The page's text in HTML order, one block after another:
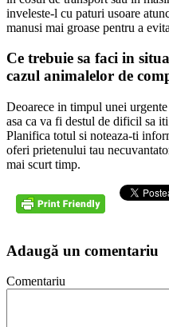
inveleste-l cu paturi usoare
manusi mai groase pentru a
Ce trebuie sa faci in
cazul animalelor de
Deoarece in timpul unei
asa ca va fi destul de dificil sa
Planifica totul si noteaza-ti
oferi prietenului tau
mai scurt timp.
Adaugă un comentariu
Comentariu